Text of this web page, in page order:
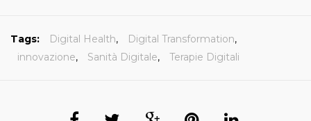
Tags: Digital Health, Digital Transformation,
innovazione, Sanità Digitale, Terapie Digitali